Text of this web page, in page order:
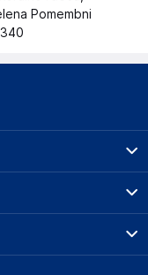
Pomembni